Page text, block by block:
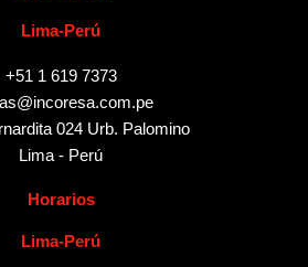
Lima-Perú
+51 1 619 7373
024 Urb. Palomino
Lima - Perú
Horarios
Lima-Perú